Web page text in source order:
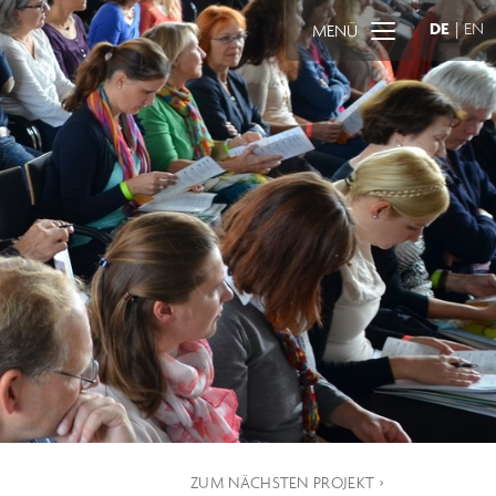
DE |EN
MENÜ
ZUM NÄCHSTEN PROJEKT ›